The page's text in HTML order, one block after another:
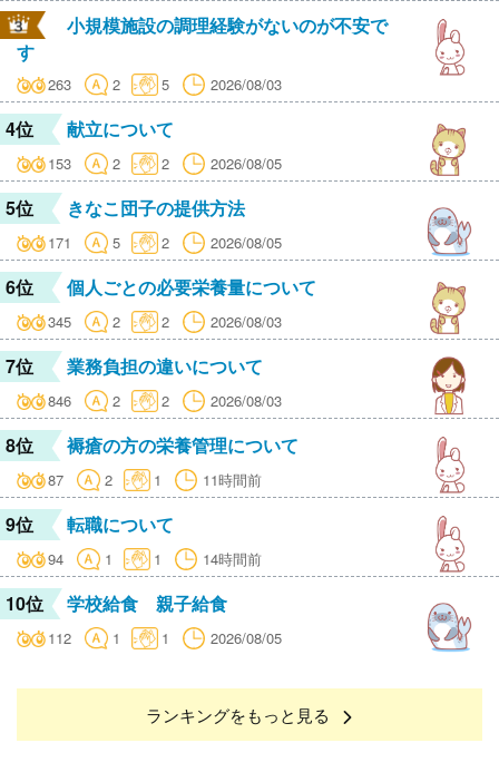
小規模施設の調理経験がないのが不安で
す
263 2 5 2026/08/03
4位 献立について
153 2 2 2026/08/05
5位 きなこ団子の提供方法
171 5 2 2026/08/05
6位 個人ごとの必要栄養量について
345 2 2 2026/08/03
7位 業務負担の違いについて
846 2 2 2026/08/03
8位 褥瘡の方の栄養管理について
87 2 1 11時間前
9位 転職について
94 1 1 14時間前
10位 学校給食 親子給食
112 1 1 2026/08/05
ランキングをもっと見る